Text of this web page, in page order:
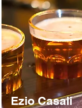
Ezio Casali